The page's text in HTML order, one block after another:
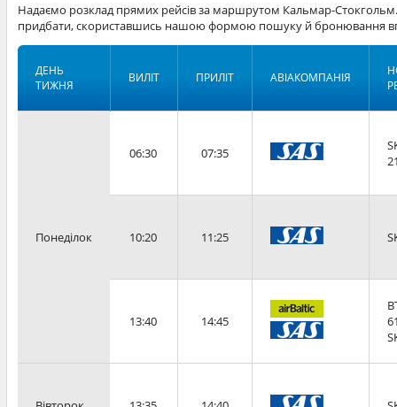
Надаємо розклад прямих рейсів за маршрутом Кальмар-
придбати, скориставшись нашою формою пошуку й бронювання
ДЕНЬ
ТИЖНЯ
ВИЛІТ ПРИЛІТ АВІАКОМПАНІЯ
Понеділок
06:30 07:35
10:20 11:25
13:40 14:45